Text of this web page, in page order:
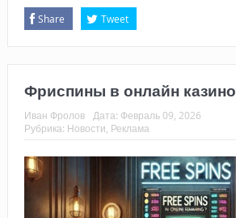
Share Tweet
Фриспины в онлайн казино
Иван Фролов Дата: Февраль 09, 2026
Рубрика: Новости, Реклама